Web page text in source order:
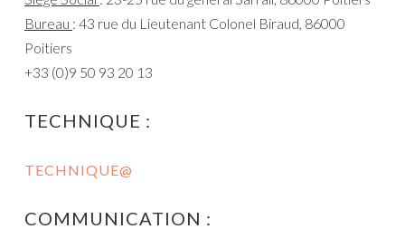
Bureau : 43 rue du Lieutenant Colonel Biraud, 86000
Poitiers
+33 (0)9 50 93 20 13
TECHNIQUE :
TECHNIQUE@
COMMUNICATION :